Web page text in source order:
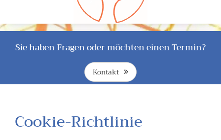
Sie haben Fragen oder möchten einen Termin?
Kontakt
Cookie-Richtlinie